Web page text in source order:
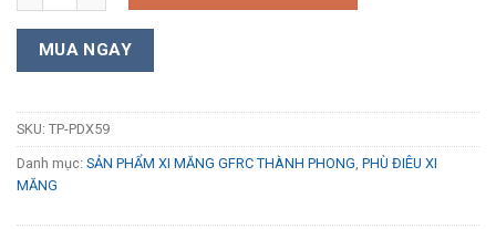
MUA NGAY
SKU: TP-PDX59
Danh mục: SẢN PHẨM XI MĂNG GFRC THÀNH PHONG PHÙ ĐIÊU XI
MĂNG